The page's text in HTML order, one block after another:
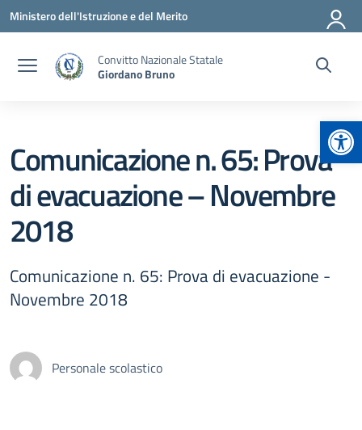
Vai ai contenuti
Vai al menu di navigazione
Vai al footer
Ministero dell'Istruzione e del Merito
Convitto Nazionale Statale
Giordano Bruno
Comunicazione n. 65: Prova
di evacuazione – Novembre
2018
Comunicazione n. 65: Prova di evacuazione -
Novembre 2018
Personale scolastico